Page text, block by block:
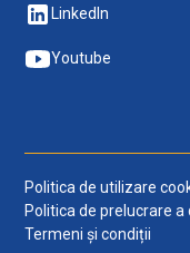
LinkedIn
Youtube
Politica de utilizare
Politica de prelucrare
Termeni și condiții